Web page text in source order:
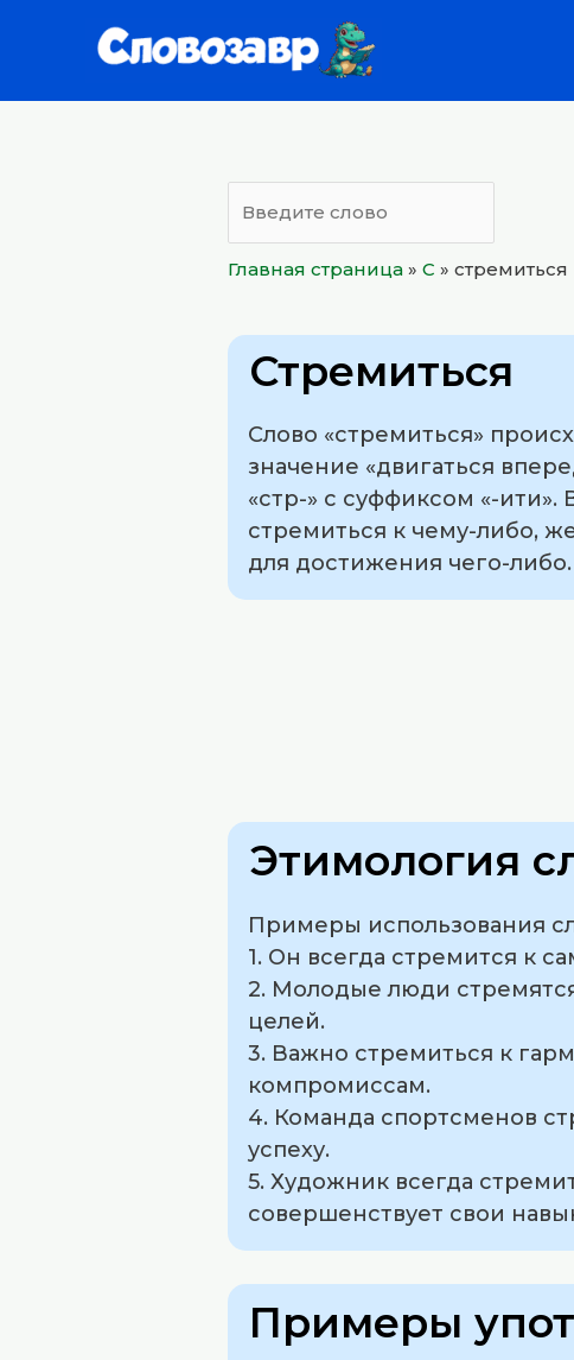
Главная страница » С » стремиться
Стремиться
Слово «стремиться»
значение «двигаться
«стр-» с суффиксом «-
стремиться к чему-либо,
для достижения чего-либо.
Этимология
Примеры использования
1. Он всегда стремится к
2. Молодые люди
целей.
3. Важно стремиться к
компромиссам.
4. Команда спортсменов
успеху.
5. Художник всегда
совершенствует свои
Примеры